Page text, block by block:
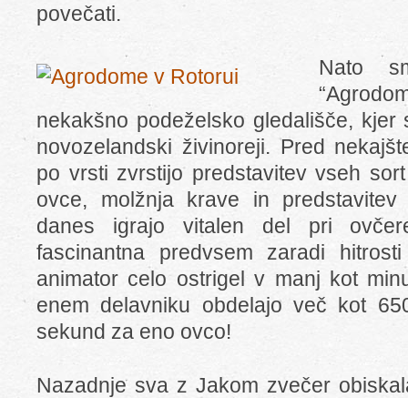
povečati.
Nato
nekakšno podeželsko gledališče,
novozelandski živinoreji. Pred
po vrsti zvrstijo predstavitev vseh
ovce, molžnja krave in
danes igrajo vitalen del pri
fascinantna predvsem zaradi
animator celo ostrigel v manj kot
enem delavniku obdelajo več kot
sekund za eno ovco!
Nazadnje sva z Jakom zvečer